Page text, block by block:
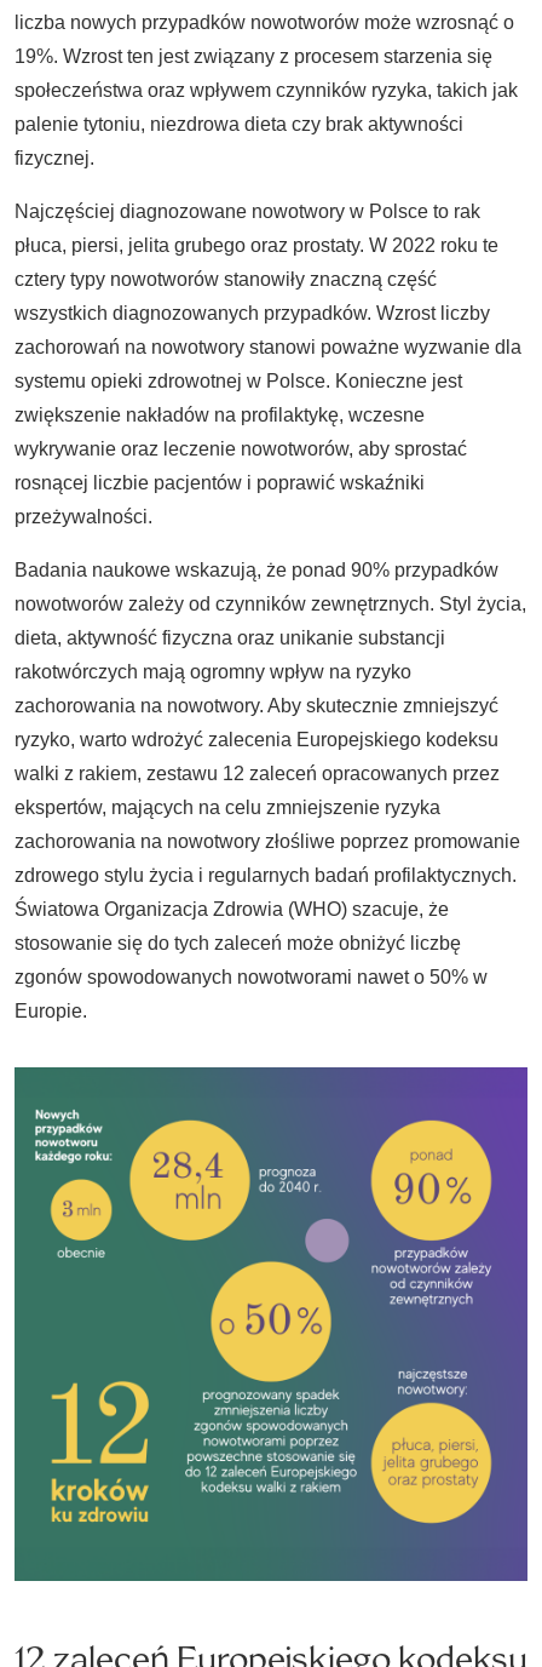
liczba nowych przypadków nowotworów może wzrosnąć o
19%. Wzrost ten jest związany z procesem starzenia się
społeczeństwa oraz wpływem czynników ryzyka, takich jak
palenie tytoniu, niezdrowa dieta czy brak aktywności
fizycznej.
Najczęściej diagnozowane nowotwory w Polsce to rak
płuca, piersi, jelita grubego oraz prostaty. W 2022 roku te
cztery typy nowotworów stanowiły znaczną część
wszystkich diagnozowanych przypadków. Wzrost liczby
zachorowań na nowotwory stanowi poważne wyzwanie dla
systemu opieki zdrowotnej w Polsce. Konieczne jest
zwiększenie nakładów na profilaktykę, wczesne
wykrywanie oraz leczenie nowotworów, aby sprostać
rosnącej liczbie pacjentów i poprawić wskaźniki
przeżywalności.
Badania naukowe wskazują, że ponad 90% przypadków
nowotworów zależy od czynników zewnętrznych. Styl życia,
dieta, aktywność fizyczna oraz unikanie substancji
rakotwórczych mają ogromny wpływ na ryzyko
zachorowania na nowotwory. Aby skutecznie zmniejszyć
ryzyko, warto wdrożyć zalecenia Europejskiego kodeksu
walki z rakiem, zestawu 12 zaleceń opracowanych przez
ekspertów, mających na celu zmniejszenie ryzyka
zachorowania na nowotwory złośliwe poprzez promowanie
zdrowego stylu życia i regularnych badań profilaktycznych.
Światowa Organizacja Zdrowia (WHO) szacuje, że
stosowanie się do tych zaleceń może obniżyć liczbę
zgonów spowodowanych nowotworami nawet o 50% w
Europie.